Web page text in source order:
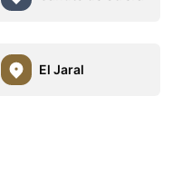
El Jaral